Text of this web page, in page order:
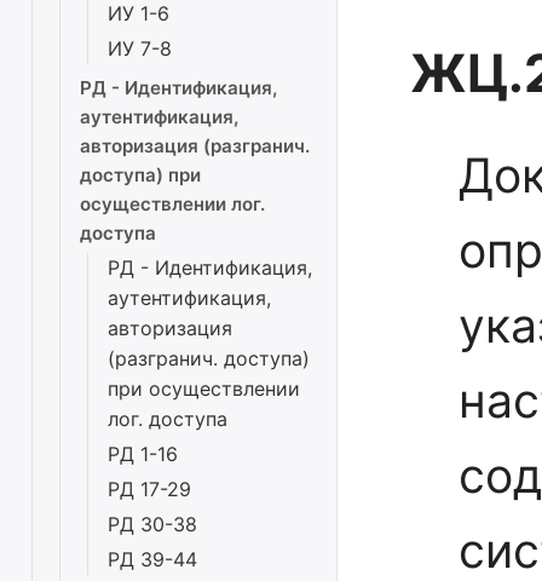
ИУ 1-6
ИУ 7-8
РД - Идентификация,
аутентификация,
авторизация (разгранич.
доступа) при
осуществлении лог.
доступа
РД - Идентификация,
аутентификация,
авторизация
(разгранич. доступа)
при осуществлении
лог. доступа
РД 1-16
РД 17-29
РД 30-38
РД 39-44